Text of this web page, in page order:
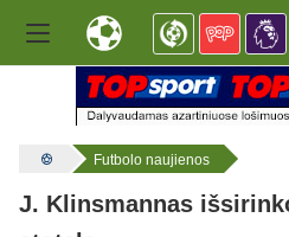
Futbolo naujienos
J. Klinsmannas